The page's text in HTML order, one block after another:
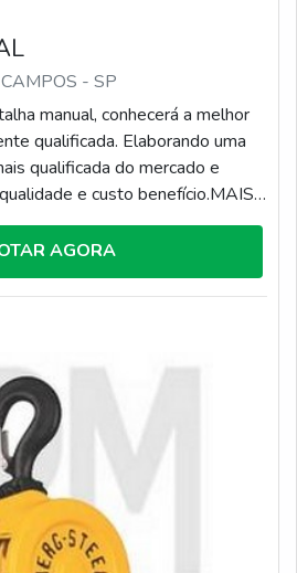
- SP
manual, conhecerá a melhor
qualificada. Elaborando uma
qualificada do mercado e
e custo benefício.MAIS
SOBRE TALHA
talha manual em uma
vai até o site da JRM. Com
quando o assunto é laudo
no que gera resultado ao
em talha manual, mais do que
deve oferecer produtos e
qualidade e proteção,
são deixados de lado por
focam na fidelização do
que o serviço deve sempre
especializadas no segmento.
AGORA